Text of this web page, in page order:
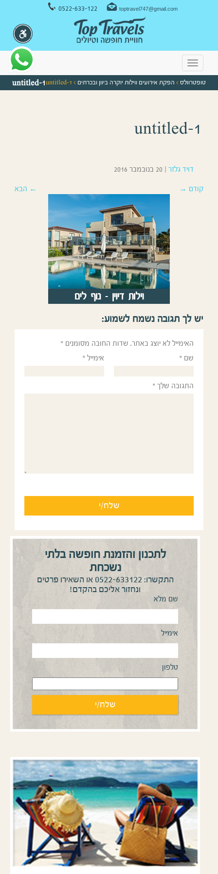
0522-633-122 toptravel747@gmail.com
Toggle
navigation
טופטרוולס > הפקת אירועים ווילות יוקרה ביוון ובכרתים > untitled-1
untitled-1
untitled-1
דויד גלזר 20 בנובמבר 2016
קודם → ← הבא
יש לך תגובה נשמח לשמוע:
האימייל לא יוצג באתר. שדות החובה מסומנים *
שם * אימייל*
התגובה שלך *
לתכנון והזמנת חופשה בלתי
נשכחת
התקשרו: 0522-633122 או השאירו פרטים
ונחזור אליכם בהקדם!
שם מלא
אימייל
טלפון
ניווט במקלדת